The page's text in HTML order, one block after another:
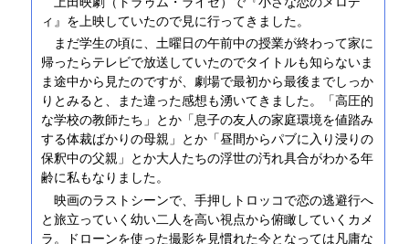
ィ』を上映していたので見に行ってきました。
まだ学生の頃に、土曜日の午前中の授業が終わって家に
帰ったらテレビで放送していたのでタイトルも知らないま
ま途中から見たのですが、劇場で最初から最後までしっか
りとみると、また違った感想も湧いてきました。「高圧的
な学校の教師たち」とか「息子の友人の家庭環境を値踏み
する体裁ばかりの母親」とか「昼間からパブに入り浸りの
保釈中の父親」とか大人たちの浮世の汚れ具合がわかる年
齢に私もなりました。
映画のラストシーンで、手押しトロッコで恋の逃避行へ
と旅立っていく幼い二人を高い視点から俯瞰していくカメ
ラ。ドローンを使った撮影を見慣れた今となっては凡庸な